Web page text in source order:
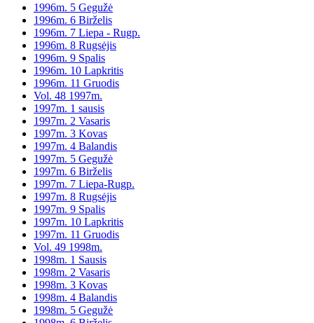
1996m. 5 Gegužė
1996m. 6 Birželis
1996m. 7 Liepa - Rugp.
1996m. 8 Rugsėjis
1996m. 9 Spalis
1996m. 10 Lapkritis
1996m. 11 Gruodis
Vol. 48 1997m.
1997m. 1 sausis
1997m. 2 Vasaris
1997m. 3 Kovas
1997m. 4 Balandis
1997m. 5 Gegužė
1997m. 6 Birželis
1997m. 7 Liepa-Rugp.
1997m. 8 Rugsėjis
1997m. 9 Spalis
1997m. 10 Lapkritis
1997m. 11 Gruodis
Vol. 49 1998m.
1998m. 1 Sausis
1998m. 2 Vasaris
1998m. 3 Kovas
1998m. 4 Balandis
1998m. 5 Gegužė